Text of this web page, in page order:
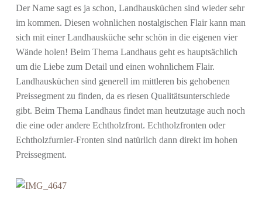
Ü
C
H
E
I
S
T
D
A
S
H
R
Der Name sagt es ja schon, Landhausküchen sind wieder sehr
im kommen. Diesen wohnlichen nostalgischen Flair kann man
sich mit einer Landhausküche sehr schön in die eigenen vier
Wände holen! Beim Thema Landhaus geht es hauptsächlich
um die Liebe zum Detail und einen wohnlichem Flair.
Landhausküchen sind generell im mittleren bis gehobenen
Preissegment zu finden, da es riesen Qualitätsunterschiede
gibt. Beim Thema Landhaus findet man heutzutage auch noch
die eine oder andere Echtholzfront. Echtholzfronten oder
Echtholzfurnier-Fronten sind natürlich dann direkt im hohen
Preissegment.